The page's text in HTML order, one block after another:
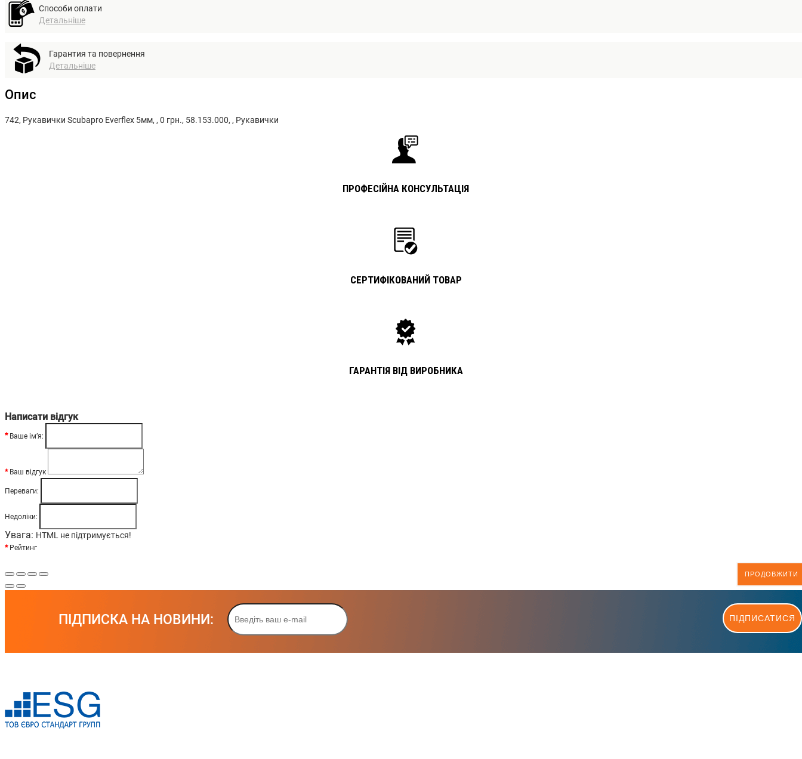
Способи оплати
Детальніше
Гарантия та повернення
Детальніше
Опис
742, Рукавички Scubapro Everflex 5мм, , 0 грн., 58.153.000, , Рукавички
ПРОФЕСІЙНА КОНСУЛЬТАЦІЯ
СЕРТИФІКОВАНИЙ ТОВАР
ГАРАНТІЯ ВІД ВИРОБНИКА
Написати відгук
Ваше ім’я:
Ваш відгук
Переваги:
Недоліки:
Увага: HTML не підтримується!
Рейтинг
ПРОДОВЖИТИ
ПІДПИСКА НА НОВИНИ: ПІДПИСАТИСЯ